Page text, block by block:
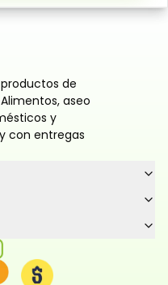
de
aseo
y
con entregas